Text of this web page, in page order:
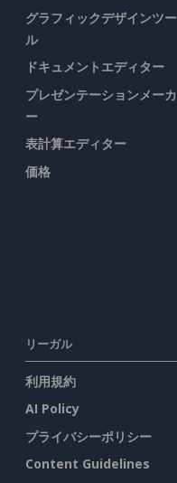
グラフィックデザインツー
ル
ドキュメントエディター
プレゼンテーションメーカ
ー
表計算エディター
価格
リーガル
利用規約
AI Policy
プライバシーポリシー
Content Guidelines